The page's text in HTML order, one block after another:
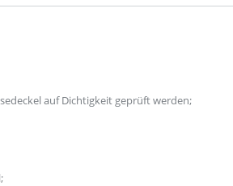
auf Dichtigkeit geprüft werden;